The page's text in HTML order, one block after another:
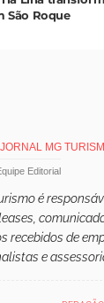
São Roque
MG
Editorial
é
recebidos de
e